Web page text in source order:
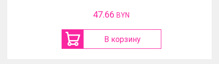
47.66 BYN
В корзину